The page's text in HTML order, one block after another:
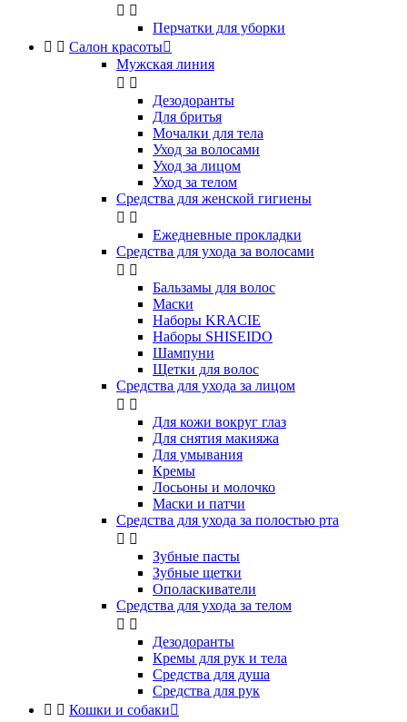
 
Перчатки для уборки
  Салон красоты
Мужская линия
 
Дезодоранты
Для бритья
Мочалки для тела
Уход за волосами
Уход за лицом
Уход за телом
Средства для женской гигиены
 
Ежедневные прокладки
Средства для ухода за волосами
 
Бальзамы для волос
Маски
Наборы KRACIE
Наборы SHISEIDO
Шампуни
Щетки для волос
Средства для ухода за лицом
 
Для кожи вокруг глаз
Для снятия макияжа
Для умывания
Кремы
Лосьоны и молочко
Маски и патчи
Средства для ухода за полостью рта
 
Зубные пасты
Зубные щетки
Ополаскиватели
Средства для ухода за телом
 
Дезодоранты
Кремы для рук и тела
Средства для душа
Средства для рук
  Кошки и собаки